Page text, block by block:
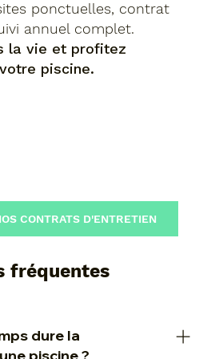
ponctuelles, contrat
annuel complet.
la vie et profitez
piscine.
CONTRATS D'ENTRETIEN
fréquentes
dure la